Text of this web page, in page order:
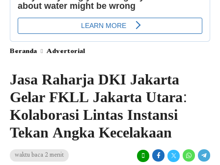
Beranda Advertorial
Jasa Raharja DKI Jakarta
Gelar FKLL Jakarta Utara:
Kolaborasi Lintas Instansi
Tekan Angka Kecelakaan
waktu baca 2 menit